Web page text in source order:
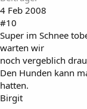
4 Feb 2008
#10
Super im Schnee
warten wir
noch vergeblich
Den Hunden kann
hatten.
Birgit